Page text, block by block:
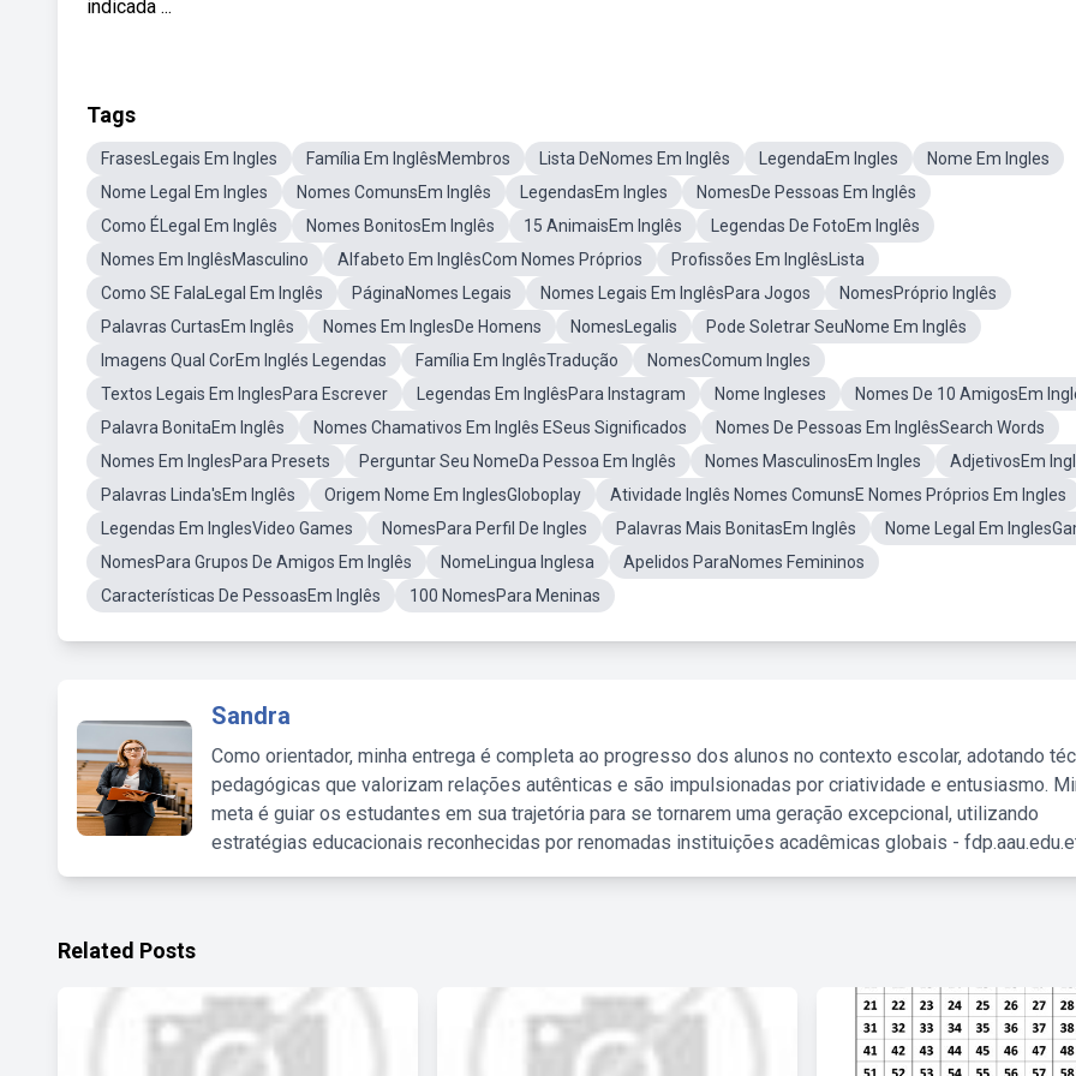
indicada ...
Tags
FrasesLegais Em Ingles Família Em InglêsMembros Lista DeNomes Em Inglês LegendaEm Ingles
Nome Em Ingles
Nome Legal Em Ingles
Nomes ComunsEm Inglês LegendasEm Ingles
NomesDe Pessoas Em Inglês
Como ÉLegal Em Inglês
Nomes BonitosEm Inglês 15 AnimaisEm Inglês
Legendas De FotoEm Inglês
Nomes Em InglêsMasculino
Alfabeto Em InglêsCom Nomes Próprios
Profissões Em InglêsLista
Como SE FalaLegal Em Inglês
PáginaNomes Legais Nomes Legais Em InglêsPara Jogos
NomesPróprio Inglês
Palavras CurtasEm Inglês
Nomes Em InglesDe Homens NomesLegalis
Pode Soletrar SeuNome Em Inglês
Imagens Qual CorEm Inglés Legendas
Família Em InglêsTradução
NomesComum Ingles
Textos Legais Em InglesPara Escrever
Legendas Em InglêsPara Instagram Nome Ingleses
Nomes De 10 AmigosEm
Palavra BonitaEm Inglês
Nomes Chamativos Em Inglês ESeus Significados
Nomes De Pessoas Em InglêsSearch Words
Nomes Em InglesPara Presets
Perguntar Seu NomeDa Pessoa Em Inglês Nomes MasculinosEm Ingles
AdjetivosEm
Palavras Linda'sEm Inglês
Origem Nome Em InglesGloboplay
Atividade Inglês Nomes ComunsE Nomes Próprios Em Ingles
Legendas Em InglesVideo Games
NomesPara Perfil De Ingles Palavras Mais BonitasEm Inglês
Nome Legal Em
NomesPara Grupos De Amigos Em Inglês
NomeLingua Inglesa
Apelidos ParaNomes Femininos
Características De PessoasEm Inglês
100 NomesPara Meninas
Sandra
Como orientador, minha entrega é completa ao progresso dos alunos no contexto escolar, adotando
pedagógicas que valorizam relações autênticas e são impulsionadas por criatividade e entusiasmo.
meta é guiar os estudantes em sua trajetória para se tornarem uma geração excepcional, utilizando
estratégias educacionais reconhecidas por renomadas instituições acadêmicas globais -
Related Posts